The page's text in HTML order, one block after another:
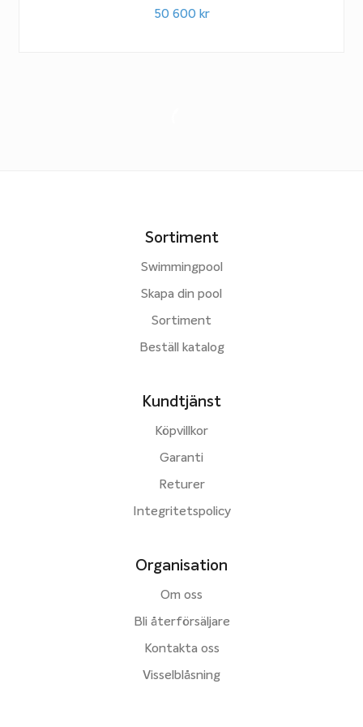
50 600 kr
Sortiment
Swimmingpool
Skapa din pool
Sortiment
Beställ katalog
Kundtjänst
Köpvillkor
Garanti
Returer
Integritetspolicy
Organisation
Om oss
Bli återförsäljare
Kontakta oss
Visselblåsning